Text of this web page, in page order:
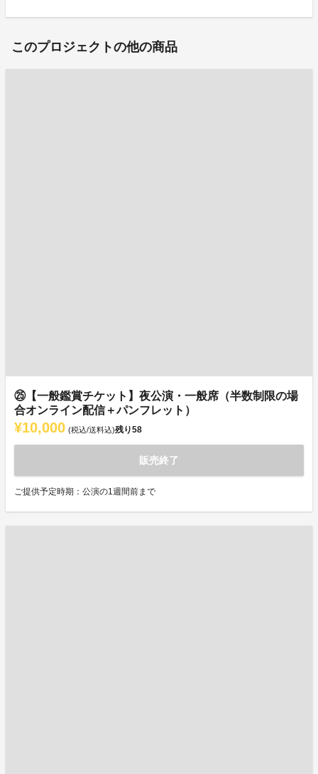
このプロジェクトの他の商品
㉕【一般鑑賞チケット】夜公演・一般席（半数制限の場
合オンライン配信＋パンフレット）
¥10,000 (税込/送料込)残り58
販売終了
ご提供予定時期：公演の1週間前まで